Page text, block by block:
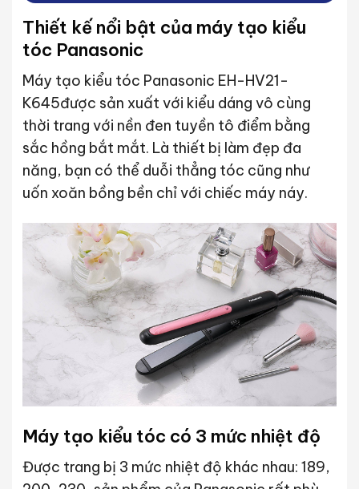
Thiết kế nổi bật của máy tạo kiểu
tóc Panasonic
Máy tạo kiểu tóc Panasonic EH-HV21-
K645được sản xuất với kiểu dáng vô cùng
thời trang với nền đen tuyền tô điểm bằng
sắc hồng bắt mắt. Là thiết bị làm đẹp đa
năng, bạn có thể duỗi thẳng tóc cũng như
uốn xoăn bồng bền chỉ với chiếc máy náy.
Máy tạo kiểu tóc có 3 mức nhiệt độ
Được trang bị 3 mức nhiệt độ khác nhau: 189,